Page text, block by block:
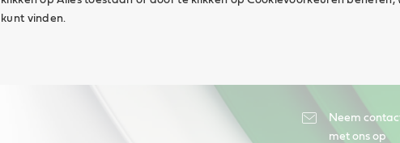
kunt vinden.
Neem
met ons op